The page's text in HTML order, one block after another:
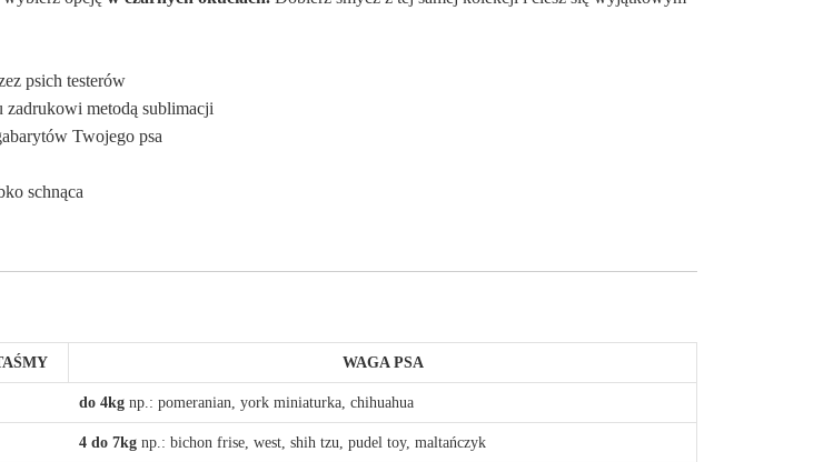
psich testerów
zadrukowi metodą sublimacji
Twojego psa
schnąca
WAGA PSA
do 4kg np.: pomeranian, york miniaturka, chihuahua
4 do 7kg np.: bichon frise, west, shih tzu, pudel toy, maltańczyk